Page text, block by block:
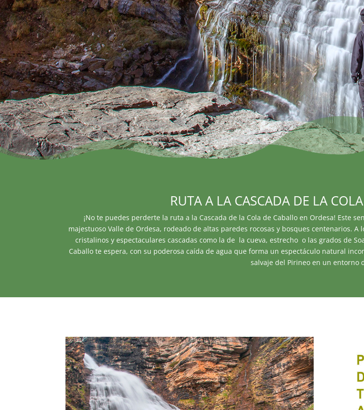
RUTA A LA CASCADA DE LA
¡No te puedes perderte la ruta a la Cascada de la Cola de Caballo en Ordesa! Este
majestuoso Valle de Ordesa, rodeado de altas paredes rocosas y bosques centenarios.
cristalinos y espectaculares cascadas como la de la cueva, estrecho o las grados de
Caballo te espera, con su poderosa caída de agua que forma un espectáculo natural
salvaje del Pirineo en un entorno